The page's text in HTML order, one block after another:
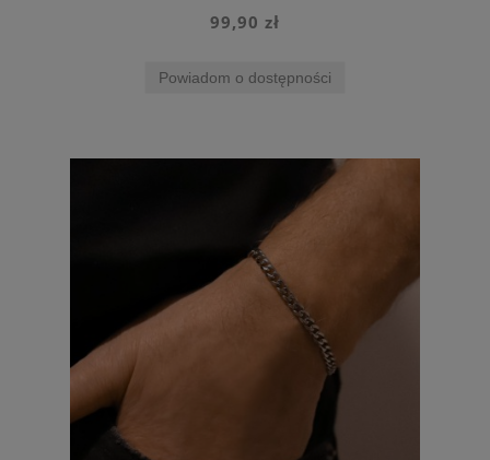
99,90 zł
Powiadom o dostępności